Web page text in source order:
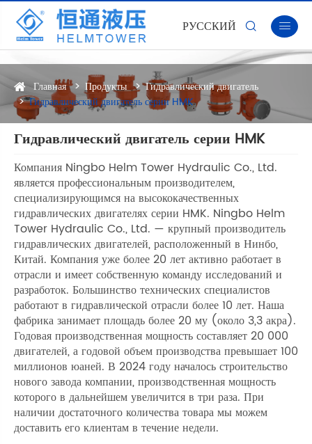
РУССКИЙ  
Главная Продукты
Гидравлический двигатель
Гидравлический двигатель серии HMK
Гидравлический двигатель серии HMK
Компания Ningbo Helm Tower Hydraulic Co., Ltd.
является профессиональным производителем,
специализирующимся на высококачественных
гидравлических двигателях серии HMK. Ningbo Helm
Tower Hydraulic Co., Ltd. — крупный производитель
гидравлических двигателей, расположенный в Нинбо,
Китай. Компания уже более 20 лет активно работает в
отрасли и имеет собственную команду исследований и
разработок. Большинство технических специалистов
работают в гидравлической отрасли более 10 лет. Наша
фабрика занимает площадь более 20 му (около 3,3 акра).
Годовая производственная мощность составляет 20 000
двигателей, а годовой объем производства превышает 100
миллионов юаней. В 2024 году началось строительство
нового завода компании, производственная мощность
которого в дальнейшем увеличится в три раза. При
наличии достаточного количества товара мы можем
доставить его клиентам в течение недели.